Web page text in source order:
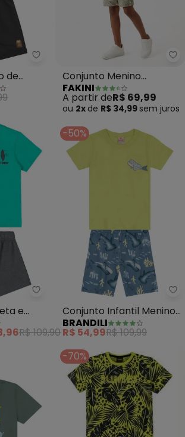
Brandili - Conjunto Menino de
de
Conjunto Menino
Camiseta e Bermuda
(Verde)
FAKINI
A partir deR$ 69,99
ou 2x de R$ 34,99 sem juros
Quimby - Conjunto Camiseta e
e
R$ 109,90
-50%
Conjunto Infantil Menino
de Baleia (Verde)
BRANDILI
R$ 54,99R$ 109,99
-70%